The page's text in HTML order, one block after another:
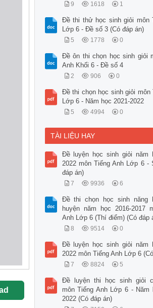
9 1618 1
Đề thi thử học sinh giỏi môn
Lớp 6 - Đề số 3 (Có đáp án)
5 1778 0
Đề ôn thi chọn học sinh giỏi
Anh Khối 6 - Đề số 4
2 906 0
Đề thi chọn học sinh giỏi môn
Lớp 6 - Năm học 2021-2022
5 4994 0
TÀI LIỆU HAY
Đề luyện học sinh giỏi năm
2022 môn Tiếng Anh Lớp 6 -
đáp án)
7 9936 6
Đề thi chọn học sinh năng
huyện năm học 2016-2017
Anh Lớp 6 (Thí điểm) (Có đáp
8 9514 0
Đề luyện học sinh giỏi năm
2022 môn Tiếng Anh Lớp 6
7 8824 5
Đề luyện thi học sinh giỏi
môn Tiếng Anh Lớp 6 - Năm
2022 (Có đáp án)